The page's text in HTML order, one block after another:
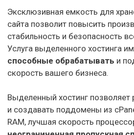
Эксклюзивная емкость для
сайта позволит повысить
стабильность и безопасность
Услуга выделенного хостинга
способные обрабатывать и
скорость вашего бизнеса.
Выделенный хостинг
и создавать поддомены из
RAM, лучшая скорость